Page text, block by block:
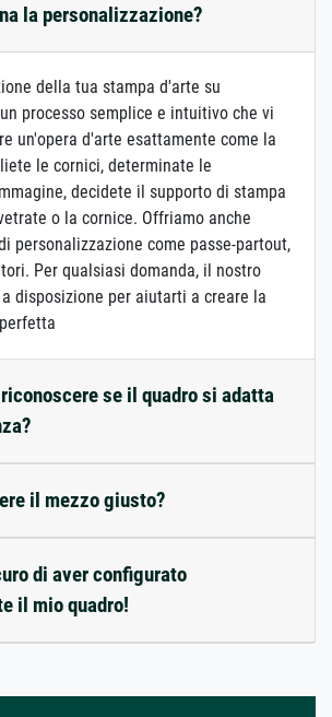
la personalizzazione?
della tua stampa d'arte su
processo semplice e intuitivo che vi
un'opera d'arte esattamente come la
le cornici, determinate le
decidete il supporto di stampa
o la cornice. Offriamo anche
personalizzazione come passe-partout,
Per qualsiasi domanda, il nostro
disposizione per aiutarti a creare la
se il quadro si adatta
il mezzo giusto?
di aver configurato
il mio quadro!